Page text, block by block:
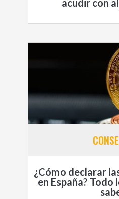
acudir con
¿Cómo declarar
en España? Todo